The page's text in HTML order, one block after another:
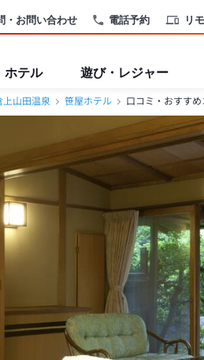
電話予約 リ
・お問い合わせ
ホテル 遊び・レジャー
上山田温泉 笹屋ホテル 口コミ・おすすめ